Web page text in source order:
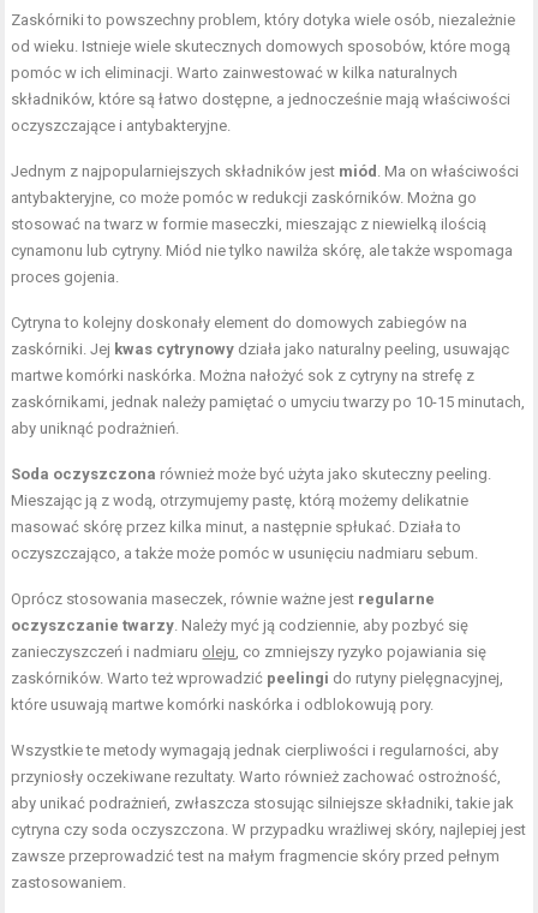
Zaskórniki to powszechny problem, który dotyka wiele osób, niezależnie
od wieku. Istnieje wiele skutecznych domowych sposobów, które mogą
pomóc w ich eliminacji. Warto zainwestować w kilka naturalnych
składników, które są łatwo dostępne, a jednocześnie mają właściwości
oczyszczające i antybakteryjne.
Jednym z najpopularniejszych składników jest miód . Ma on właściwości
antybakteryjne, co może pomóc w redukcji zaskórników. Można go
stosować na twarz w formie maseczki, mieszając z niewielką ilością
cynamonu lub cytryny. Miód nie tylko nawilża skórę, ale także wspomaga
proces gojenia.
Cytryna to kolejny doskonały element do domowych zabiegów na
zaskórniki. Jej kwas cytrynowy działa jako naturalny peeling, usuwając
martwe komórki naskórka. Można nałożyć sok z cytryny na strefę z
zaskórnikami, jednak należy pamiętać o umyciu twarzy po 10-15 minutach,
aby uniknąć podrażnień.
Soda oczyszczona również może być użyta jako skuteczny peeling.
Mieszając ją z wodą, otrzymujemy pastę, którą możemy delikatnie
masować skórę przez kilka minut, a następnie spłukać. Działa to
oczyszczająco, a także może pomóc w usunięciu nadmiaru sebum.
Oprócz stosowania maseczek, równie ważne jest regularne
oczyszczanie twarzy. Należy myć ją codziennie, aby pozbyć się
zanieczyszczeń i nadmiaru oleju, co zmniejszy ryzyko pojawiania się
zaskórników. Warto też wprowadzić peelingi do rutyny pielęgnacyjnej,
które usuwają martwe komórki naskórka i odblokowują pory.
Wszystkie te metody wymagają jednak cierpliwości i regularności, aby
przyniosły oczekiwane rezultaty. Warto również zachować ostrożność,
aby unikać podrażnień, zwłaszcza stosując silniejsze składniki, takie jak
cytryna czy soda oczyszczona. W przypadku wrażliwej skóry, najlepiej jest
zawsze przeprowadzić test na małym fragmencie skóry przed pełnym
zastosowaniem.